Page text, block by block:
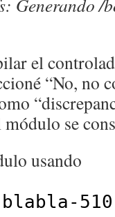
Generando /
el
“No, no
se
usando
510